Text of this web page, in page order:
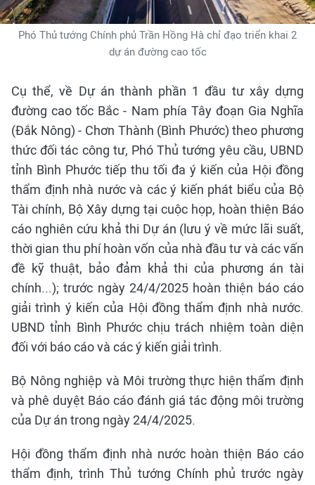
Phó Thủ tướng Chính phủ Trần Hồng Hà chỉ đạo triển khai 2
dự án đường cao tốc
Cụ thể, về Dự án thành phần 1 đầu tư xây dựng
đường cao tốc Bắc - Nam phía Tây đoạn Gia Nghĩa
(Đắk Nông) - Chơn Thành (Bình Phước) theo phương
thức đối tác công tư, Phó Thủ tướng yêu cầu, UBND
tỉnh Bình Phước tiếp thu tối đa ý kiến của Hội đồng
thẩm định nhà nước và các ý kiến phát biểu của Bộ
Tài chính, Bộ Xây dựng tại cuộc họp, hoàn thiện Báo
cáo nghiên cứu khả thi Dự án (lưu ý về mức lãi suất,
thời gian thu phí hoàn vốn của nhà đầu tư và các vấn
đề kỹ thuật, bảo đảm khả thi của phương án tài
chính...); trước ngày 24/4/2025 hoàn thiện báo cáo
giải trình ý kiến của Hội đồng thẩm định nhà nước.
UBND tỉnh Bình Phước chịu trách nhiệm toàn diện
đối với báo cáo và các ý kiến giải trình.
Bộ Nông nghiệp và Môi trường thực hiện thẩm định
và phê duyệt Báo cáo đánh giá tác động môi trường
của Dự án trong ngày 24/4/2025.
Hội đồng thẩm định nhà nước hoàn thiện Báo cáo
thẩm định, trình Thủ tướng Chính phủ trước ngày